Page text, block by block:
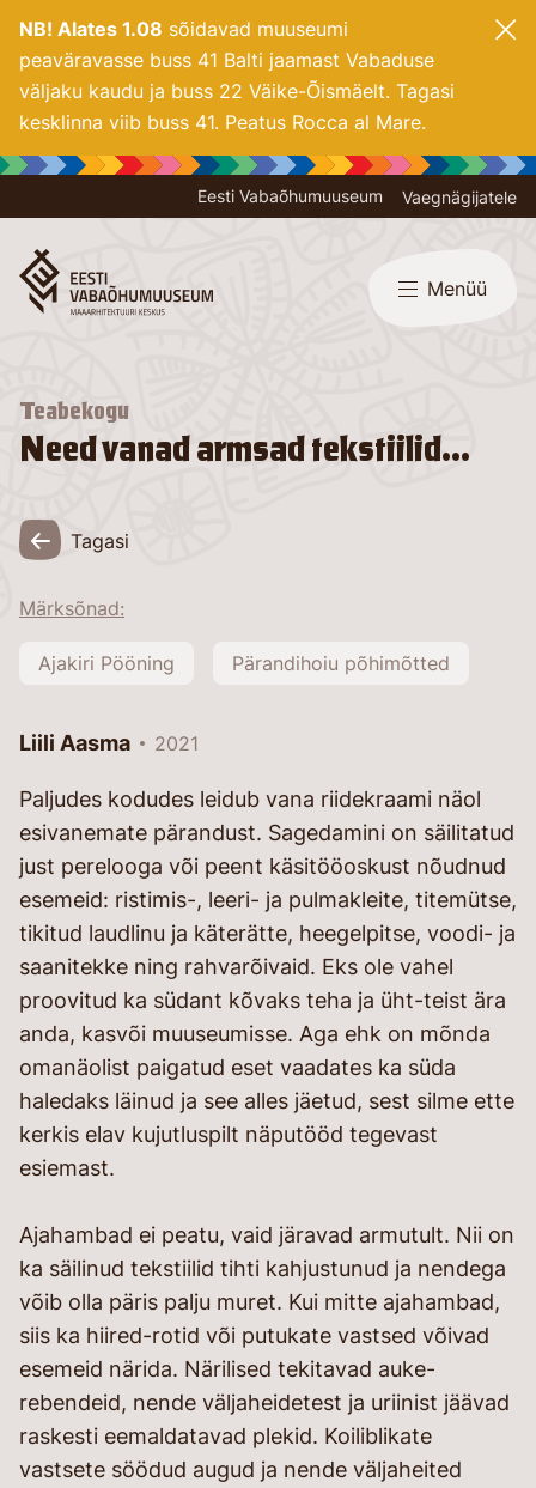
NB! Alates 1.08 sõidavad muuseumi
peaväravasse buss 41 Balti jaamast Vabaduse
väljaku kaudu ja buss 22 Väike-Õismäelt. Tagasi
kesklinna viib buss 41. Peatus Rocca al Mare.
Eesti Vabaõhumuuseum Vaegnägijatele
Menüü
Teabekogu
Need vanad armsad tekstiilid...
Tagasi
Märksõnad:
Ajakiri Pööning Pärandihoiu põhimõtted
Liili Aasma 2021
Paljudes kodudes leidub vana riidekraami näol
esivanemate pärandust. Sagedamini on säilitatud
just perelooga või peent käsitööoskust nõudnud
esemeid: ristimis-, leeri- ja pulmakleite, titemütse,
tikitud laudlinu ja käterätte, heegelpitse, voodi- ja
saanitekke ning rahvarõivaid. Eks ole vahel
proovitud ka südant kõvaks teha ja üht-teist ära
anda, kasvõi muuseumisse. Aga ehk on mõnda
omanäolist paigatud eset vaadates ka süda
haledaks läinud ja see alles jäetud, sest silme ette
kerkis elav kujutluspilt näputööd tegevast
esiemast.
Ajahambad ei peatu, vaid järavad armutult. Nii on
ka säilinud tekstiilid tihti kahjustunud ja nendega
võib olla päris palju muret. Kui mitte ajahambad,
siis ka hiired-rotid või putukate vastsed võivad
esemeid närida. Närilised tekitavad auke-
rebendeid, nende väljaheidetest ja uriinist jäävad
raskesti eemaldatavad plekid. Koiliblikate
vastsete söödud augud ja nende väljaheited